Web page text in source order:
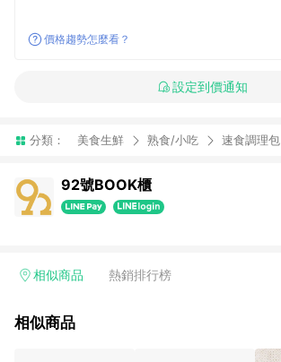
價格趨勢怎麼看？
設定到價通知
分類： 美食生鮮 熟食/小吃 速食調理包
92號BOOK櫃
相似商品 熱銷排行榜
相似商品